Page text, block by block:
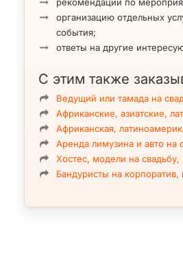
Такого рода инвестиции
только на перспективу, так,
свое предприятие более
максимально продаваемой.
организацию отдельных
события;
ответы на другие
С этим также
Ведущий или тамада на
Африканские, азиатские,
Африканская,
Аренда лимузина и авто на
Хостес, модели на свадьбу,
Бандуристы на корпоратив,